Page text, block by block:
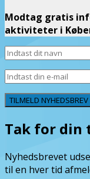
Modtag gratis
aktiviteter i
TILMELD NYHEDSBREV
Tak for din
Nyhedsbrevet
til en hver tid